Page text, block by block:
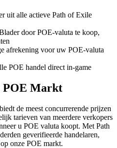
uit alle actieve Path of Exile
door POE-valuta te koop,
afrekening voor uw POE-valuta
POE handel direct in-game
POE Markt
de meest concurrerende prijzen
tarieven van meerdere verkopers
u POE valuta koopt. Met Path
geverifieerde handelaren,
onze POE markt.